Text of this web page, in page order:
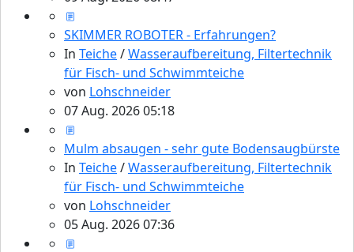
SKIMMER ROBOTER - Erfahrungen?
In Teiche/Wasseraufbereitung, Filtertechnik
für Fisch- und Schwimmteiche
von Lohschneider
07 Aug. 2026 05:18
Mulm absaugen - sehr gute Bodensaugbürste
In Teiche/Wasseraufbereitung, Filtertechnik
für Fisch- und Schwimmteiche
von Lohschneider
05 Aug. 2026 07:36